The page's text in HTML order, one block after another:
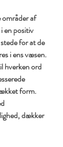
områder af
en positiv
for at de
i ens væsen.
hverken ord
form.
dækker